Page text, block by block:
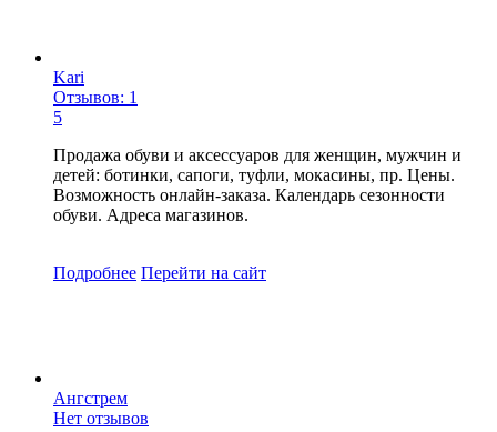
Kari
Отзывов: 1
5
Продажа обуви и аксессуаров для женщин, мужчин и
детей: ботинки, сапоги, туфли, мокасины, пр. Цены.
Возможность онлайн-заказа. Календарь сезонности
обуви. Адреса магазинов.
Подробнее Перейти на сайт
Ангстрем
Нет отзывов